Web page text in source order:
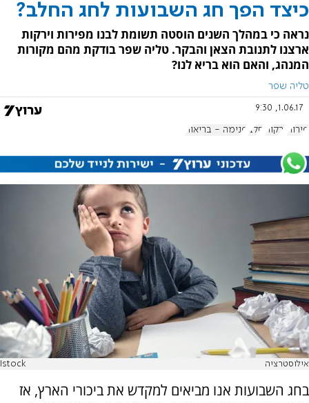
כיצד הפך חג השבועות לחג החלב?
נראה כי במהלך השנים הוסטה תשומת לבנו מפירות וירקות
ארצנו לתנובת הצאן והבקר. טליה שפר בודקת מהם מקורות
המנהג, והאם הוא בריא לנו?
טליה שפר
1.06.17, 9:30
פירות ירקות חלב פנימה - בריאות
אילוסטרציה Istock
בחג השבועות אנו מביאים למקדש את ביכורי הארץ, אז